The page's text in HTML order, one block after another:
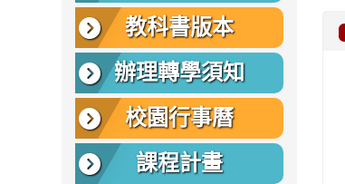
教科書版本
辦理轉學須知
校園行事曆
課程計畫